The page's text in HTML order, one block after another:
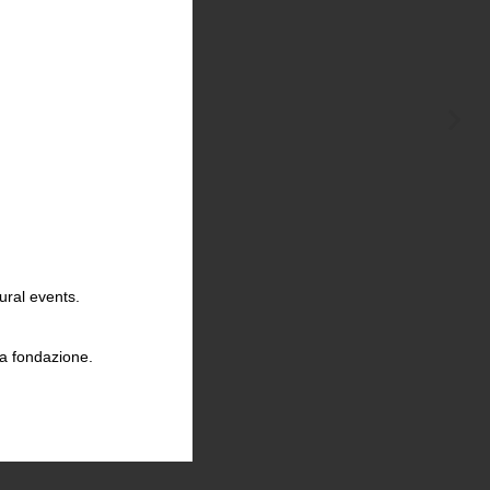
events.
fondazione.